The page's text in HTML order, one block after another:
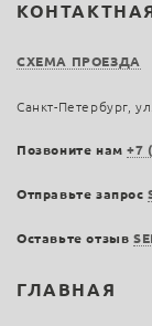
ГЛАВНАЯ
СХЕМА ПРОЕЗДА
Санкт-Петербург,
Позвоните нам+7
Отправьте запрос
Оставьте отзыв